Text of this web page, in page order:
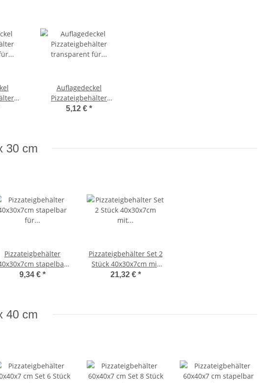
Auflagedeckel
Pizzateigbehälter
transparent für Größe
5,12 € *
30 cm
Pizzateigbehälter
stapelbar
für Pizzeria und Hobby
9,34 € *
Pizzateigbehälter Set 2
Stück 40x30x7cm mit
Auflagedeckel
21,32 € *
40 cm